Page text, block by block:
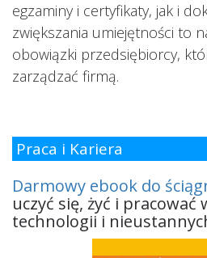
egzaminy i certyfikaty, jak i
zwiększania umiejętności to
obowiązki przedsiębiorcy,
zarządzać firmą.
Praca i Kariera
Darmowy ebook do
uczyć się, żyć i pracować
technologii i